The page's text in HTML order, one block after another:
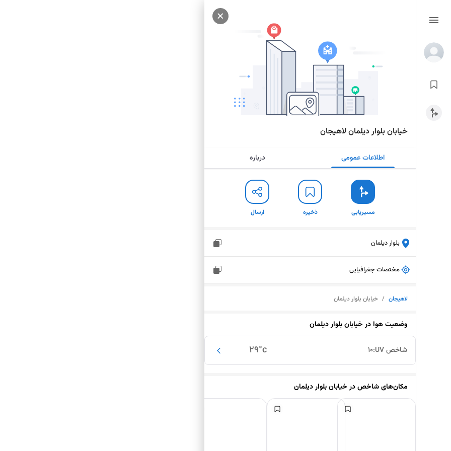
خیابان بلوار دیلمان لاهیجان
اطلاعات عمومی درباره
مسیریابی ذخیره ارسال
بلوار دیلمان
مختصات جغرافیایی
لاهیجان / خیابان بلوار دیلمان
وضعیت هوا درخیابان بلوار دیلمان
29°c شاخص UV: 10
مکان‌های شاخص درخیابان بلوار دیلمان